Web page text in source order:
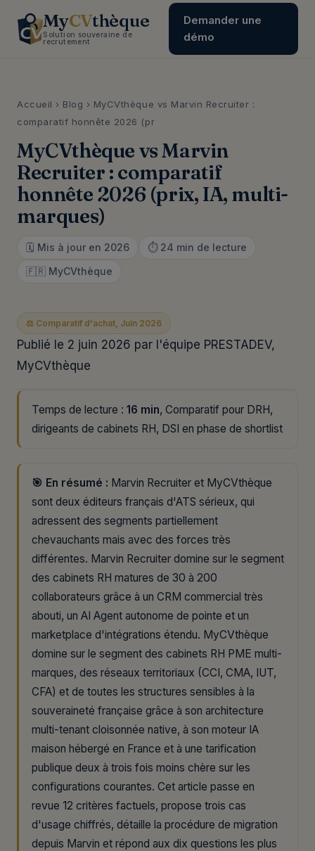
MyCVthèque
Solution souveraine de
recrutement
Demander une
démo
Accueil › Blog › MyCVthèque vs Marvin Recruiter :
comparatif honnête 2026 (pr
MyCVthèque vs Marvin
Recruiter : comparatif
honnête 2026 (prix, IA, multi-
marques)
🗓️ Mis à jour en 2026
⏱️ 24 min de lecture
🇫🇷 MyCVthèque
⚖️ Comparatif d'achat, Juin 2026
Publié le 2 juin 2026 par l'équipe PRESTADEV,
MyCVthèque
Temps de lecture : 16 min, Comparatif pour DRH,
dirigeants de cabinets RH, DSI en phase de shortlist
🎯 En résumé : Marvin Recruiter et MyCVthèque
sont deux éditeurs français d'ATS sérieux, qui
adressent des segments partiellement
chevauchants mais avec des forces très
différentes. Marvin Recruiter domine sur le segment
des cabinets RH matures de 30 à 200
collaborateurs grâce à un CRM commercial très
abouti, un AI Agent autonome de pointe et un
marketplace d'intégrations étendu. MyCVthèque
domine sur le segment des cabinets RH PME multi-
marques, des réseaux territoriaux (CCI, CMA, IUT,
CFA) et de toutes les structures sensibles à la
souveraineté française grâce à son architecture
multi-tenant cloisonnée native, à son moteur IA
maison hébergé en France et à une tarification
publique deux à trois fois moins chère sur les
configurations courantes. Cet article passe en
revue 12 critères factuels, propose trois cas
d'usage chiffrés, détaille la procédure de migration
depuis Marvin et répond aux dix questions les plus